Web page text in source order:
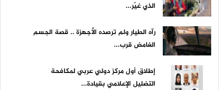
الذي غيّر...
رآه الطيار ولم ترصده الأجهزة .. قصة الجسم
الغامض قرب...
إطلاق أول مركز دولي عربي لمكافحة
التضليل الإعلامي بقيادة...